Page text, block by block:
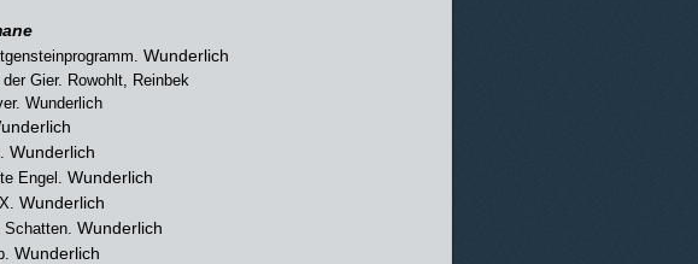
Wunderlich
Gier. Rowohlt, Reinbek
Wunderlich
Wunderlich
Engel. Wunderlich
Wunderlich
Schatten. Wunderlich
Wunderlich